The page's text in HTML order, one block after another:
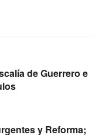
de Guerrero e
y Reforma;